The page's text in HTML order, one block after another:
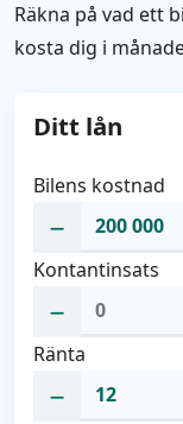
Räkna på vad ett
kosta dig i
Ditt lån
Bilens kostnad
Kontantinsats
Ränta